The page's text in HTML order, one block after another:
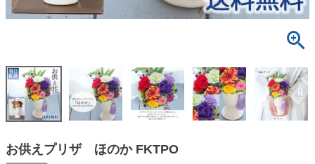
お供えプリザ ほのか FKTPO